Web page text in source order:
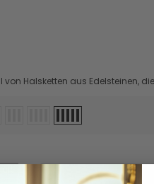
von Halsketten aus Edelsteinen,